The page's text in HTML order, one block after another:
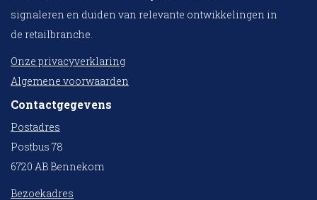
signaleren en duiden van relevante ontwikkelingen in
de retailbranche.
Onze privacyverklaring
Algemene voorwaarden
Contactgegevens
Postadres
Postbus 78
6720 AB Bennekom
Bezoekadres